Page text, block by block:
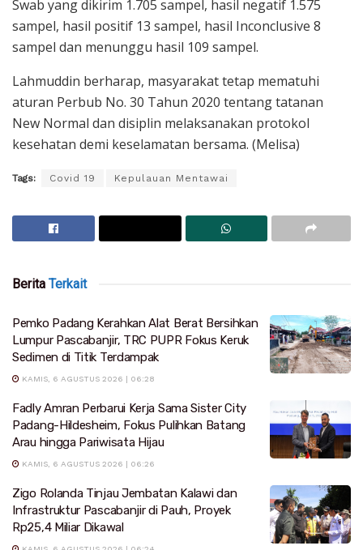
Swab yang dikirim 1.705 sampel, hasil negatif 1.575
sampel, hasil positif 13 sampel, hasil Inconclusive 8
sampel dan menunggu hasil 109 sampel.
Lahmuddin berharap, masyarakat tetap mematuhi
aturan Perbub No. 30 Tahun 2020 tentang tatanan
New Normal dan disiplin melaksanakan protokol
kesehatan demi keselamatan bersama. (Melisa)
Tags: Covid 19 Kepulauan Mentawai
Berita Terkait
Pemko Padang Kerahkan Alat Berat Bersihkan
Lumpur Pascabanjir, TRC PUPR Fokus Keruk
Sedimen di Titik Terdampak
KAMIS, 6 AGUSTUS 2026 | 06:28
Fadly Amran Perbarui Kerja Sama Sister City
Padang-Hildesheim, Fokus Pulihkan Batang
Arau hingga Pariwisata Hijau
KAMIS, 6 AGUSTUS 2026 | 06:26
Zigo Rolanda Tinjau Jembatan Kalawi dan
Infrastruktur Pascabanjir di Pauh, Proyek
Rp25,4 Miliar Dikawal